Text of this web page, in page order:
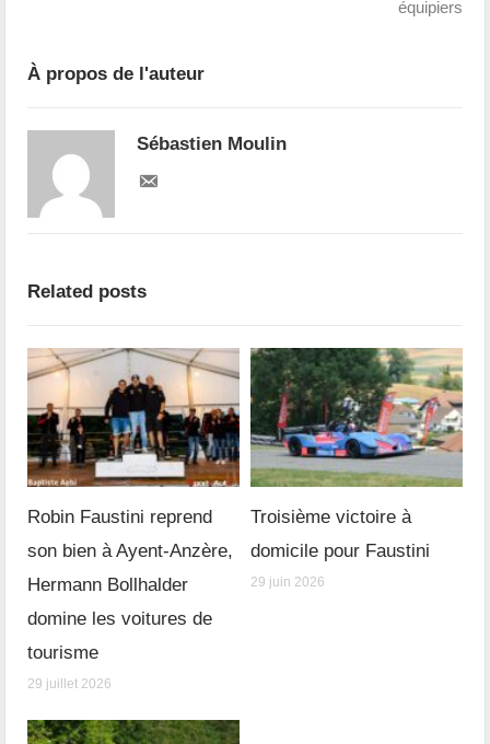
équipiers
À propos de l'auteur
Sébastien Moulin
Related posts
Robin Faustini reprend
son bien à Ayent-Anzère,
Hermann Bollhalder
domine les voitures de
tourisme
29 juillet 2026
Troisième victoire à
domicile pour Faustini
29 juin 2026